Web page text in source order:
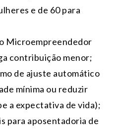
e de 60 para
Microempreendedor
contribuição menor;
de ajuste automático
mínima ou reduzir
a expectativa de vida);
para aposentadoria de